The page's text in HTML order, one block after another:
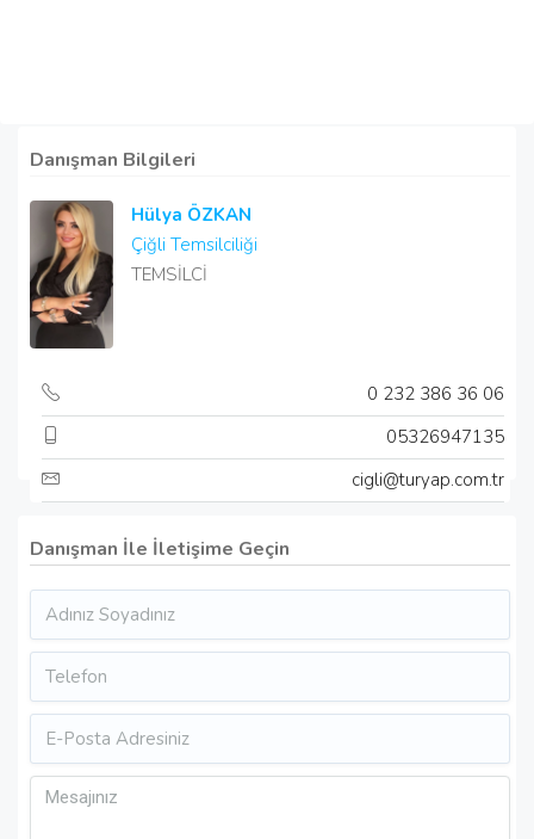
Danışman Bilgileri
Hülya ÖZKAN
Çiğli Temsilciliği
TEMSİLCİ
0 232 386 36 06
05326947135
cigli@turyap.com.tr
Danışman İle İletişime Geçin